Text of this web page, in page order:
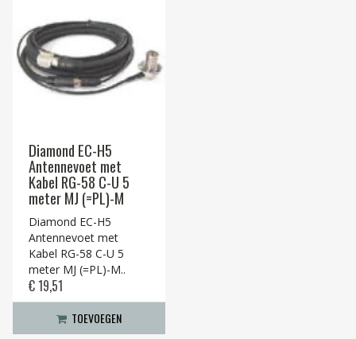
Diamond EC-H5
Antennevoet met
Kabel RG-58 C-U 5
meter MJ (=PL)-M
Diamond EC-H5
Antennevoet met
Kabel RG-58 C-U 5
meter MJ (=PL)-M..
€ 19,51
TOEVOEGEN